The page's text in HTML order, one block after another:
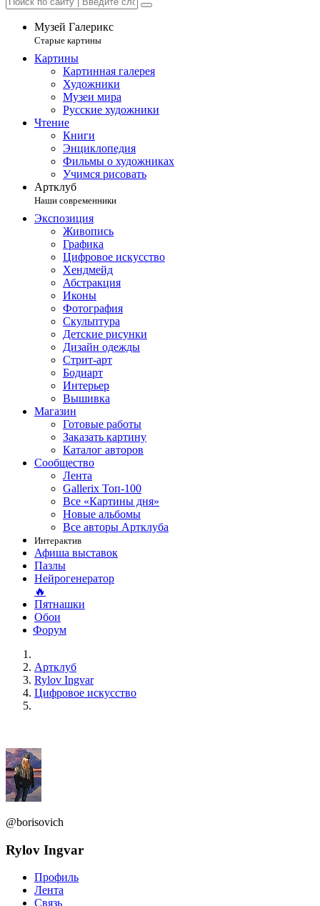
Музей Галерикс
Старые картины
Картины
Картинная галерея
Художники
Музеи мира
Русские художники
Чтение
Книги
Энциклопедия
Фильмы о художниках
Учимся рисовать
Артклуб
Наши современники
Экспозиция
Живопись
Графика
Цифровое искусство
Хендмейд
Абстракция
Иконы
Фотография
Скульптура
Детские рисунки
Дизайн одежды
Стрит-арт
Бодиарт
Интерьер
Вышивка
Магазин
Готовые работы
Заказать картину
Каталог авторов
Сообщество
Лента
Gallerix Топ-100
Все «Картины дня»
Новые альбомы
Все авторы Артклуба
Интерактив
Афиша выставок
Пазлы
Нейрогенератор
🔥
Пятнашки
Обои
Форум
Артклуб
Rylov Ingvar
Цифровое искусство
@borisovich
Rylov Ingvar
Профиль
Лента
Связь